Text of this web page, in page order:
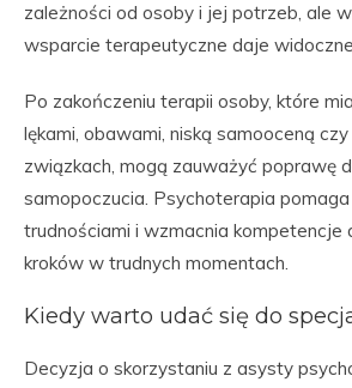
zależności od osoby i jej potrzeb, ale
wsparcie terapeutyczne daje
Po zakończeniu terapii osoby, które
lękami, obawami, niską samooceną
związkach, mogą zauważyć poprawę
samopoczucia. Psychoterapia
trudnościami i wzmacnia kompetencje
kroków w trudnych momentach.
Kiedy warto udać się do
Decyzja o skorzystaniu z asysty